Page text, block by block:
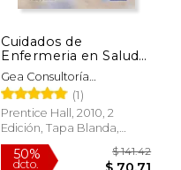
15%
dcto. $
Cuidados de
Enfermeria en Salud
Mental
Gea Consultoría
Editorial,Linda Eby,Nacy J.
Brown
(1)
Prentice Hall, 2010, 2
Edición, Tapa Blanda,
Nuevo